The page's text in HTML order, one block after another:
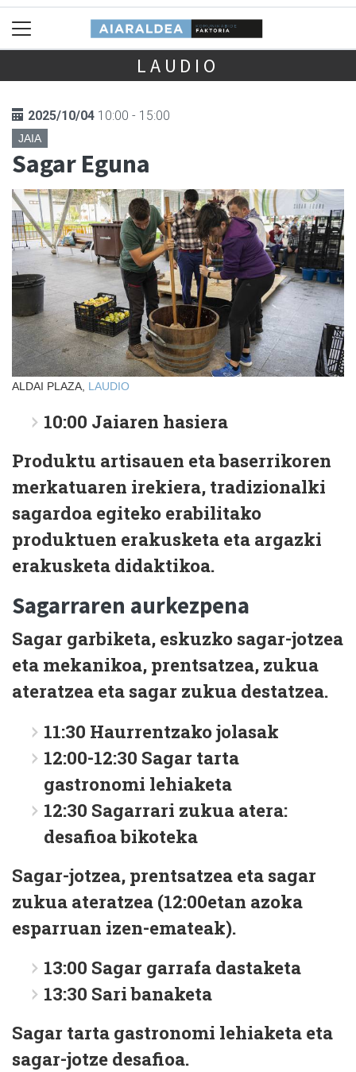
LAUDIO
2025/10/04 10:00 - 15:00
JAIA
Sagar Eguna
ALDAI PLAZA, LAUDIO
10:00 Jaiaren hasiera
Produktu artisauen eta baserrikoren
merkatuaren irekiera, tradizionalki
sagardoa egiteko erabilitako
produktuen erakusketa eta argazki
erakusketa didaktikoa.
Sagarraren aurkezpena
Sagar garbiketa, eskuzko sagar-jotzea
eta mekanikoa, prentsatzea, zukua
ateratzea eta sagar zukua destatzea.
11:30 Haurrentzako jolasak
12:00-12:30 Sagar tarta
gastronomi lehiaketa
12:30 Sagarrari zukua atera:
desafioa bikoteka
Sagar-jotzea, prentsatzea eta sagar
zukua ateratzea (12:00etan azoka
esparruan izen-emateak).
13:00 Sagar garrafa dastaketa
13:30 Sari banaketa
Sagar tarta gastronomi lehiaketa eta
sagar-jotze desafioa.